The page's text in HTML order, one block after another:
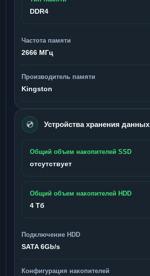
DDR4
Частота памяти
2666 МГц
Производитель памяти
Kingston
💿 Устройства хранения данных
Общий объем накопителей SSD
отсутствует
Общий объем накопителей HDD
4 Тб
Подключение HDD
SATA 6Gb/s
Конфигурация накопителей